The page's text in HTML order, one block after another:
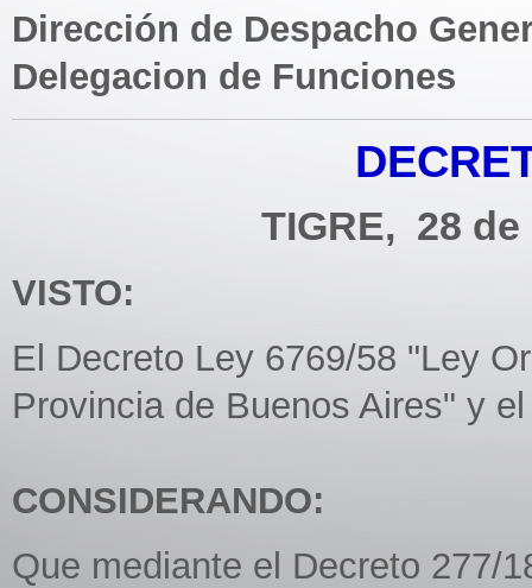
Dirección de Despacho
Delegacion de Funciones
TIGRE, 28
VISTO:
El Decreto Ley 6769/58 "Ley
Provincia de Buenos Aires" y
CONSIDERANDO:
Que mediante el Decreto 277/